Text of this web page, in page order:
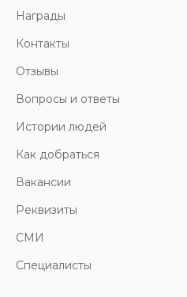
Награды
Контакты
Отзывы
Вопросы и ответы
Истории людей
Как добраться
Вакансии
Реквизиты
СМИ
Специалисты